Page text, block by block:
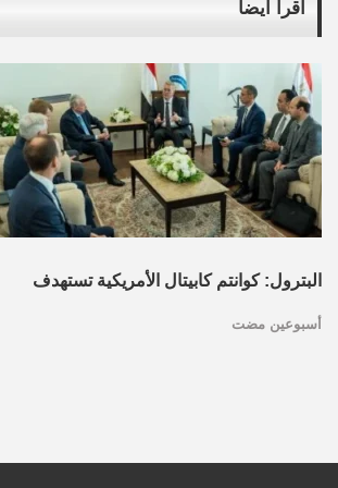
اقرأ أيضاً
البترول: كوانتم كابيتال الأمريكية تستهدف
أسبوعين مضت